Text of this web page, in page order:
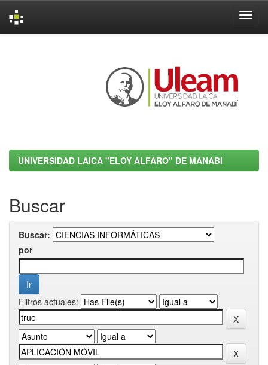
UNIVERSIDAD LAICA "ELOY ALFARO" DE MANABI
Buscar
Buscar:
por
Filtros actuales: